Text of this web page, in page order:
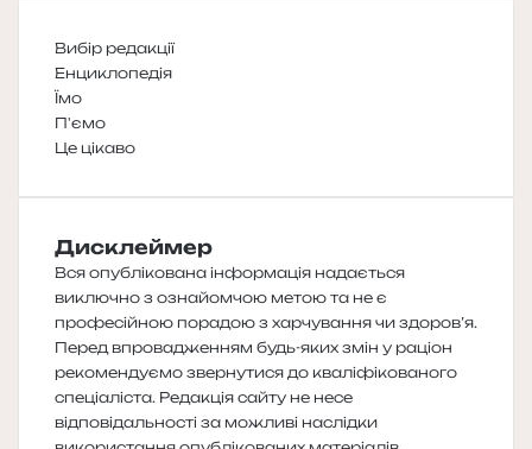
Вибір редакції
Енциклопедія
Їмо
П'ємо
Це цікаво
Дисклеймер
Вся опублікована інформація надається
виключно з ознайомчою метою та не є
професійною порадою з харчування чи здоров’я.
Перед впровадженням будь-яких змін у раціон
рекомендуємо звернутися до кваліфікованого
спеціаліста. Редакція сайту не несе
відповідальності за можливі наслідки